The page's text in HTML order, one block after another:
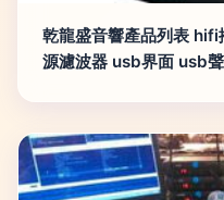
乾龍盛音響產品列表 hifi
源濾波器 usb界面 usb